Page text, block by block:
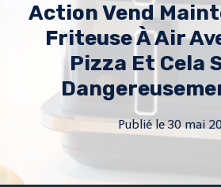
Action Vend
Friteuse À Air
Pizza Et Cela
Publié le30 mai